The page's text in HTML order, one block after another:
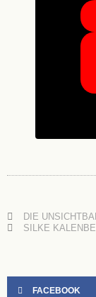
DIE
SILKE
FACEBOOK